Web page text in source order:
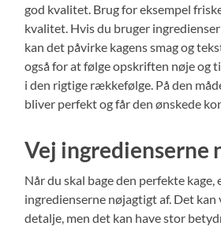
god kvalitet. Brug for eksempel
kvalitet. Hvis du bruger
kan det påvirke kagens smag og
også for at følge opskriften nøje og
i den rigtige rækkefølge. På den
bliver perfekt og får den ønskede
Vej ingredienserne
Når du skal bage den perfekte
ingredienserne nøjagtigt af. Det kan
detalje, men det kan have stor